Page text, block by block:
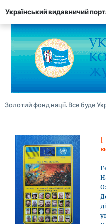
Український видавничий
Золотий фонд нації. Все буде
[